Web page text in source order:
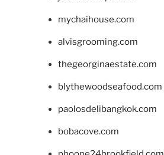
mychaihouse.com
alvisgrooming.com
thegeorginaestate.com
blythewoodseafood.com
paolosdelibangkok.com
bobacove.com